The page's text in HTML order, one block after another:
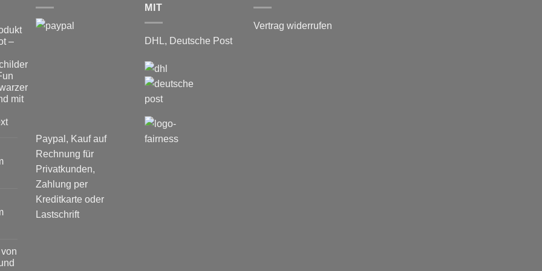
–
mit
Paypal, Kauf auf
Rechnung für
Privatkunden,
Zahlung per
Kreditkarte oder
Lastschrift
MIT
DHL, Deutsche Post
Vertrag widerrufen